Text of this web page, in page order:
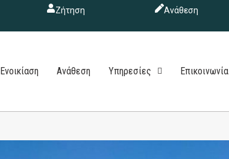
Ζήτηση Ανάθεση
Ενοικίαση Ανάθεση Υπηρεσίες Επικοινωνία